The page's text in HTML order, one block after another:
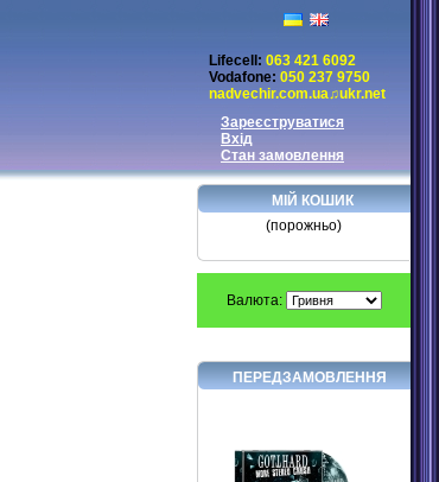
Lifecell: 063 421 6092
Vodafone: 050 237 9750
nadvechir.com.ua♫ukr.net
Зареєструватися
Вхід
Стан замовлення
МІЙ КОШИК
(порожньо)
Валюта:
ПЕРЕДЗАМОВЛЕННЯ